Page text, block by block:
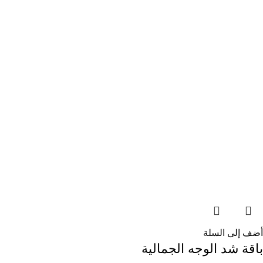
أضف إلى السلة
باقة شد الوجه الجمالية